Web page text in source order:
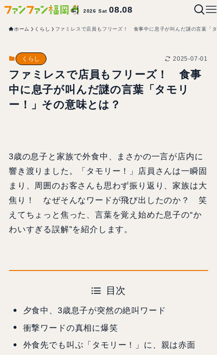
2026 Sat08.08
ホーム くらし ファミレスで店員もフリーズ！ 食事中に息子が叫んだ謎の言葉「
くらし 2025-07-01
ファミレスで店員もフリーズ！ 食事
中に息子が叫んだ謎の言葉「タモリ
ー！」その意味とは？
3歳の息子と家族で外食中、まさかの一言が店内に
響き渡りました。「タモリー！」店員さんは一瞬固
まり、周囲のお客さんも思わず振り返り、家族は大
焦り！ なぜそんなワードが飛び出したのか？ 笑
えてちょっと焦った、言葉を覚え始めた息子の“か
わいすぎる誤解”を紹介します。
目次
夕食中、3歳息子が突然の絶叫ワード
衝撃ワードの真相に爆笑
外食先でも叫ぶ「タモリー！」に、親は赤面